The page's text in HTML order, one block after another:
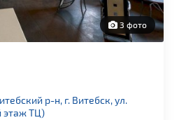
3 фото
р-н, г. Витебск, ул.
этаж ТЦ)